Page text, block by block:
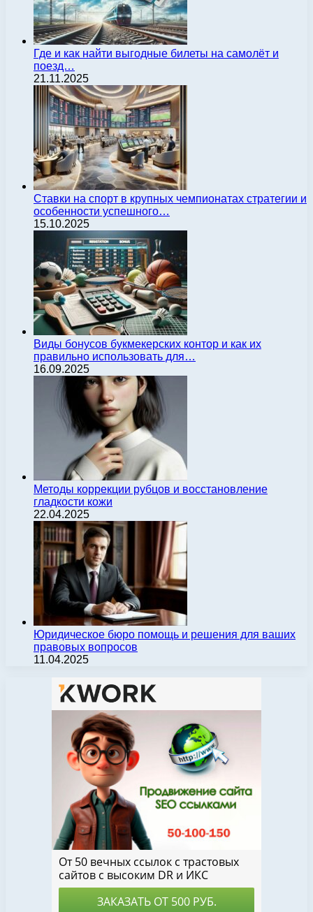
Где и как найти выгодные билеты на самолёт и
поезд…
21.11.2025
Ставки на спорт в крупных чемпионатах стратегии и
особенности успешного…
15.10.2025
Виды бонусов букмекерских контор и как их
правильно использовать для…
16.09.2025
Методы коррекции рубцов и восстановление
гладкости кожи
22.04.2025
Юридическое бюро помощь и решения для ваших
правовых вопросов
11.04.2025